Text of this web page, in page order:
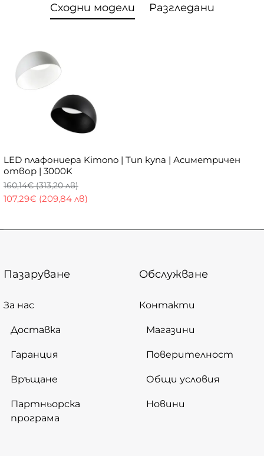
Сходни модели Разгледани
LED плафониера Kimono | Тип купа | Асиметричен
отвор | 3000K
107,29€ (209,84 лв)
160,14€ (313,20 лв)
Пазаруване
За нас
Доставка
Гаранция
Връщане
Партньорска
програма
Обслужване
Контакти
Магазини
Поверителност
Общи условия
Новини